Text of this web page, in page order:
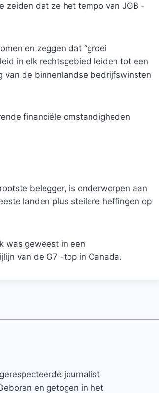
zeiden dat ze het tempo van JGB -
en zeggen dat “groei
in elk rechtsgebied leiden tot een
van de binnenlandse bedrijfswinsten
financiële omstandigheden
belegger, is onderworpen aan
landen plus steilere heffingen op
was geweest in een
van de G7 -top in Canada.
journalist
en getogen in het